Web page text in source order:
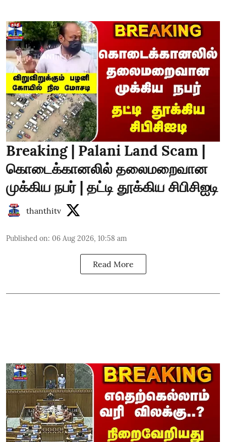
Breaking | Palani Land Scam |
கொடைக்கானலில் தலைமறைவான
முக்கிய நபர் | தட்டி தூக்கிய சிபிசிஐடி
thanthitv
Published on: 06 Aug 2026, 10:58 am
Read More